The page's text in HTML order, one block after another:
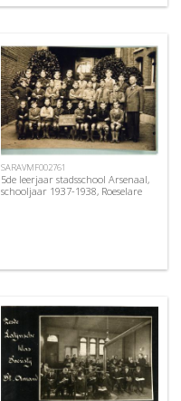
SARAVMF002761
5de leerjaar stadsschool Arsenaal,
schooljaar 1937-1938, Roeselare